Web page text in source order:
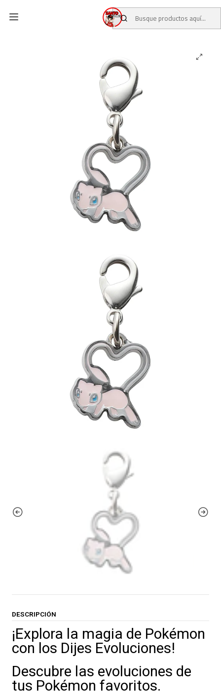
POKEMON CENTER
#0151 Mew Dije Charm Individual
DESCRIPCIÓN
¡Explora la magia de Pokémon
con los Dijes Evoluciones!
Descubre las evoluciones de
tus Pokémon favoritos.